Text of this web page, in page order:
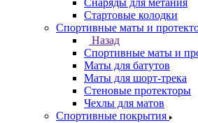
Снаряды для метания
Стартовые колодки
Спортивные маты и
Назад
Спортивные маты и
Маты для батутов
Маты для шорт-трека
Стеновые протекторы
Чехлы для матов
Спортивные покрытия